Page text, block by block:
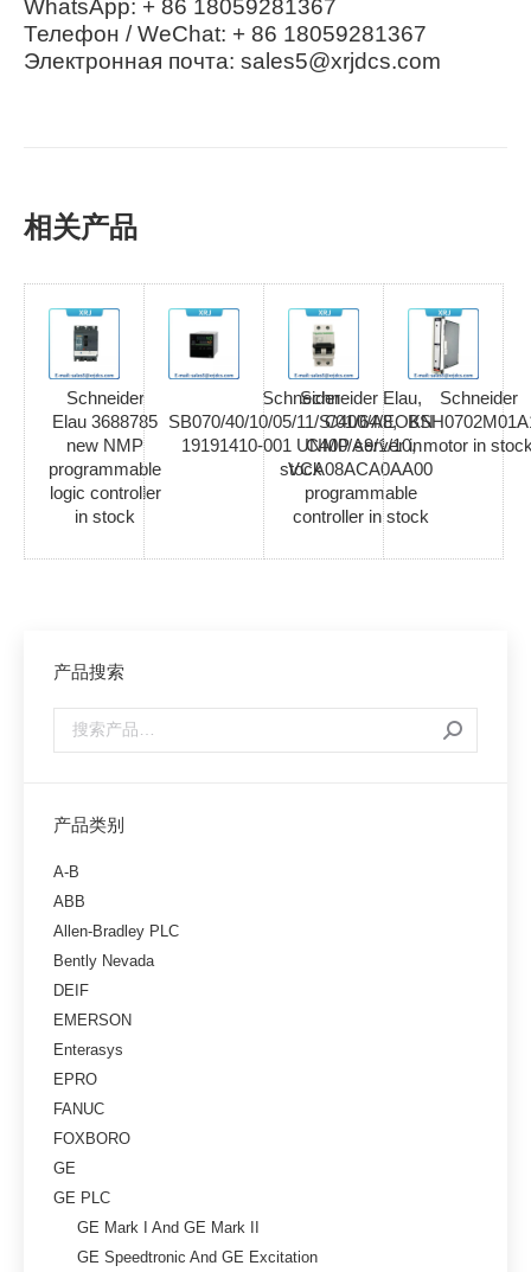
WhatsApp: + 86 18059281367
Телефон / WeChat: + 86 18059281367
Электронная почта: sales5@xrjdcs.com
相关产品
Schneider
Elau 3688785
new NMP
programmable
logic controller
in stock
Schneider
SB070/40/10/05/11/S/01/64/EOKN
19191410-001 UNMP server in
stock
Schneider Elau,
C400/A8,
C400/A9/1/10,
VCA08ACA0AA00
programmable
controller in stock
Schneider
motor in
产品搜索
产品类别
A-B
ABB
Allen-Bradley PLC
Bently Nevada
DEIF
EMERSON
Enterasys
EPRO
FANUC
FOXBORO
GE
GE PLC
GE Mark I And GE Mark II
GE Speedtronic And GE Excitation